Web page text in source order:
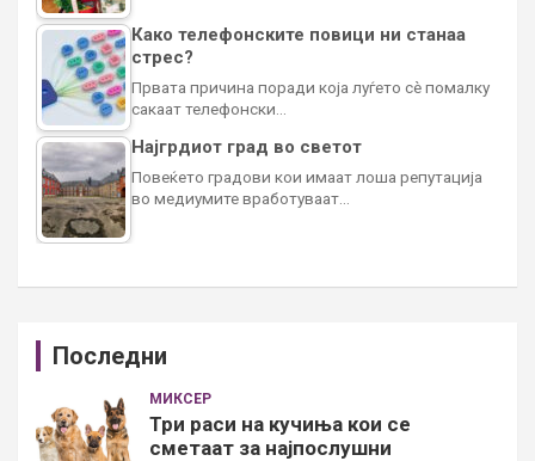
Како телефонските повици ни станаа
стрес?
Првата причина поради која луѓето сè помалку
сакаат телефонски…
Најгрдиот град во светот
Повеќето градови кои имаат лоша репутација
во медиумите вработуваат…
Последни
МИКСЕР
Три раси на кучиња кои се
сметаат за најпослушни